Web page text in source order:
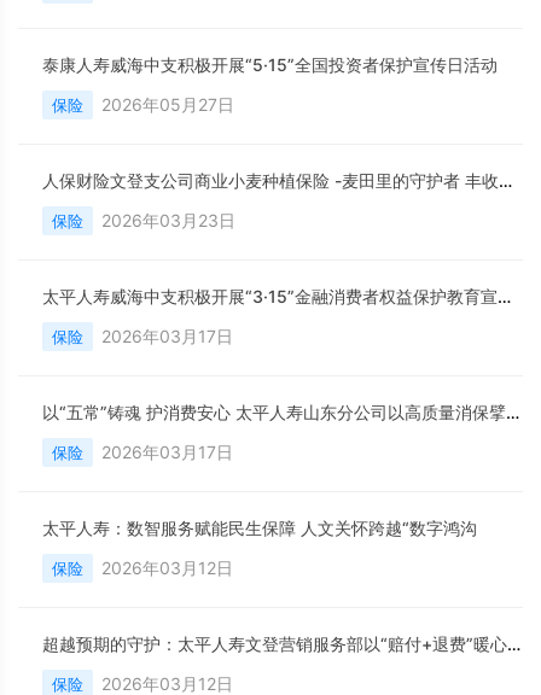
泰康人寿威海中支积极开展“5·15”全国投资者保护宣传日活动
保险 2026年05月27日
人保财险文登支公司商业小麦种植保险 -麦田里的守护者 丰收路上的定心丸
保险 2026年03月23日
太平人寿威海中支积极开展“3·15”金融消费者权益保护教育宣传活动
保险 2026年03月17日
以“五常”铸魂 护消费安心 太平人寿山东分公司以高质量消保擘画发展新篇
保险 2026年03月17日
太平人寿：数智服务赋能民生保障 人文关怀跨越“数字鸿沟
保险 2026年03月12日
超越预期的守护：太平人寿文登营销服务部以“赔付+退费”暖心操作诠释保险真谛
保险 2026年03月12日